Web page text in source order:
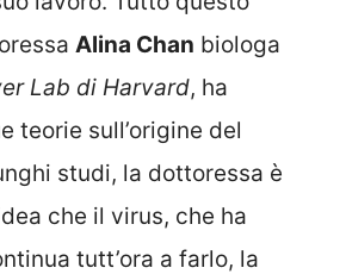
Alina Chan biologa
Lab di Harvard, ha
teorie sull’origine del
studi, la dottoressa è
che il virus, che ha
tutt’ora a farlo, la